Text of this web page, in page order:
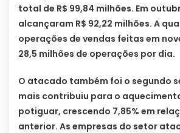
total de R$ 99,84 milhões. Em
alcançaram R$ 92,22 milhões. A
operações de vendas feitas em
28,5 milhões de operações por dia.
O atacado também foi o segundo
mais contribuiu para o
potiguar, crescendo 7,85% em
anterior. As empresas do setor